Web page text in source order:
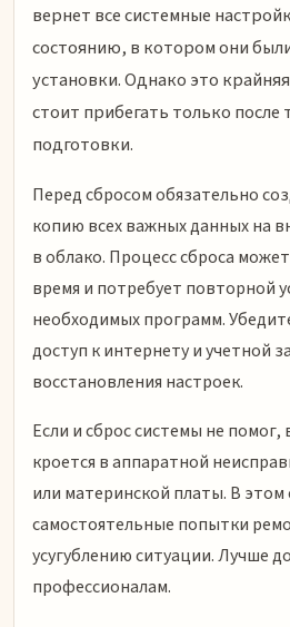
вернет все системные
состоянию, в котором они
установки. Однако это
стоит прибегать только
подготовки.
Перед сбросом обязательно
копию всех важных данных на
в облако. Процесс сброса
время и потребует повторной
необходимых программ.
доступ к интернету и учетной
восстановления настроек.
Если и сброс системы не
кроется в аппаратной
или материнской платы. В этом
самостоятельные попытки
усугублению ситуации. Лучше
профессионалам.